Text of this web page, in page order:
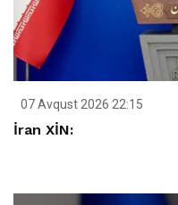
07 Avqust 2026 22:15
İran XİN: